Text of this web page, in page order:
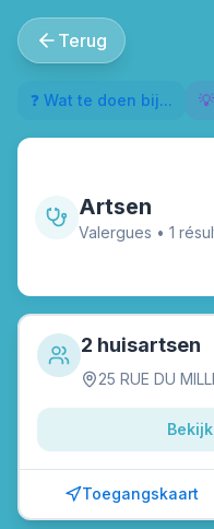
Terug
❓ Wat te doen bij...
Artsen
Valergues • 1
2 huisartsen
25 RUE DU
Toegangskaart